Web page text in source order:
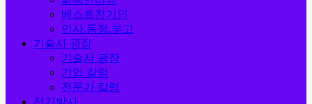
베스트전기인
인사.동정.부고
기술사 광장
기술사 광장
기업 칼럼
전문가 칼럼
전기박사